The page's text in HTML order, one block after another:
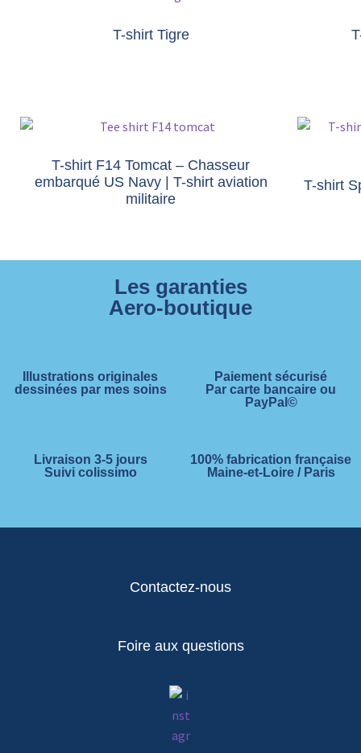
T-shirt Tigre
T-shirt F14 Tomcat – Chasseur
embarqué US Navy | T-shirt aviation
militaire
T-shirt
Les garanties
Aero-boutique
Illustrations originales
dessinées par mes soins
Paiement sécurisé
Par carte bancaire ou
PayPal©
Livraison 3-5 jours
Suivi colissimo
100% fabrication française
Maine-et-Loire / Paris
Contactez-nous
Foire aux questions